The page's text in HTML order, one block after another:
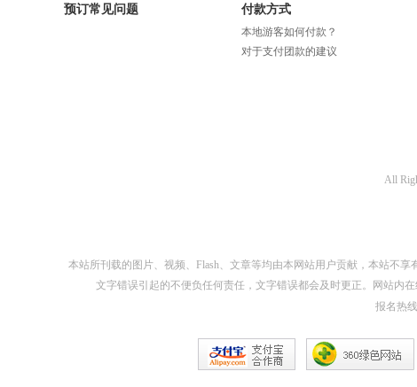
预订常见问题 付款方式
本地游客如何付款？
对于支付团款的建议
All
本站所刊载的图片、视频、Flash、文章等均由本网站用户贡献，本站不
文字错误引起的不便负任何责任，文字错误都会及时更正。网站内
报名热